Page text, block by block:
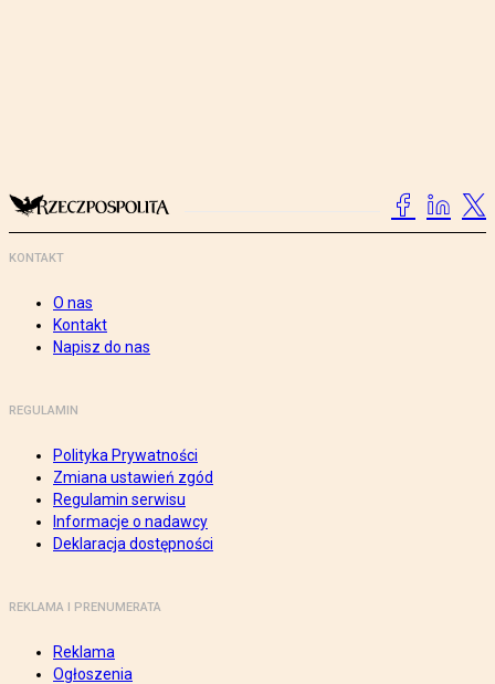
KONTAKT
O nas
Kontakt
Napisz do nas
REGULAMIN
Polityka Prywatności
Zmiana ustawień zgód
Regulamin serwisu
Informacje o nadawcy
Deklaracja dostępności
REKLAMA I PRENUMERATA
Reklama
Ogłoszenia